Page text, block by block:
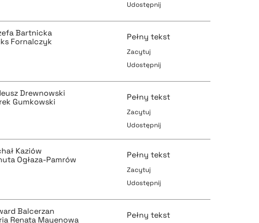
pobierz cytat
pobierz cytat
pobierz cytat
Udostępnij
pobierz cytat
pobierz cytat
Bartnicka
Fornalczyk
Pełny tekst
Zacytuj
Udostępnij
pobierz cytat
Drewnowski
Gumkowski
Pełny tekst
Zacytuj
Udostępnij
pobierz cytat
Kaziów
Ogłaza-Pamrów
Pełny tekst
Zacytuj
Udostępnij
Balcerzan
Renata Mayenowa
Pełny tekst